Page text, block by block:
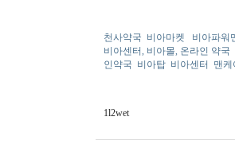
천사약국 비아마켓
비아파워
비아센터, 비아몰, 온라인 약국
인약국 비아탑 비아센터 맨케
1l2wet